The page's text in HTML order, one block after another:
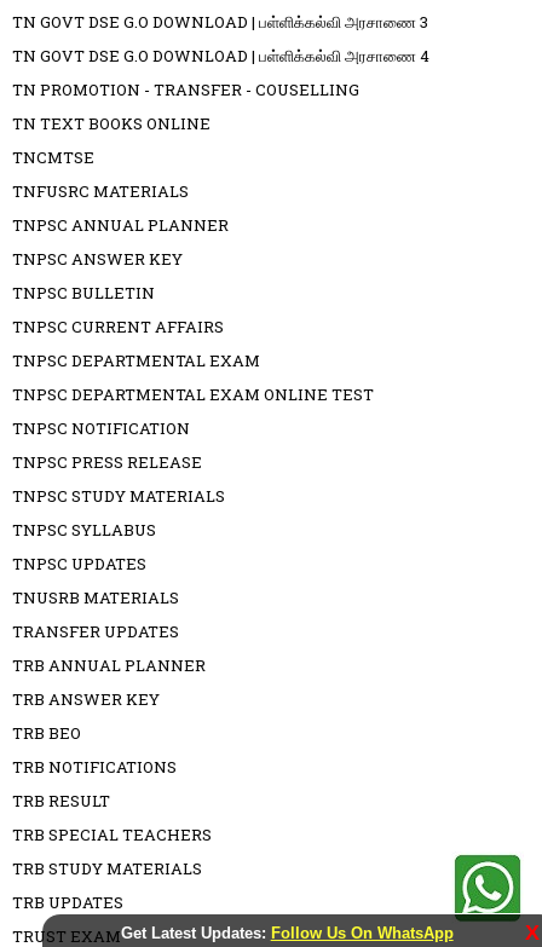
Get Latest Updates: Follow Us On WhatsApp X
TN GOVT DSE G.O DOWNLOAD | பள்ளிக்கல்வி அரசாணை 3
TN GOVT DSE G.O DOWNLOAD | பள்ளிக்கல்வி அரசாணை 4
TN PROMOTION - TRANSFER - COUSELLING
TN TEXT BOOKS ONLINE
TNCMTSE
TNFUSRC MATERIALS
TNPSC ANNUAL PLANNER
TNPSC ANSWER KEY
TNPSC BULLETIN
TNPSC CURRENT AFFAIRS
TNPSC DEPARTMENTAL EXAM
TNPSC DEPARTMENTAL EXAM ONLINE TEST
TNPSC NOTIFICATION
TNPSC PRESS RELEASE
TNPSC STUDY MATERIALS
TNPSC SYLLABUS
TNPSC UPDATES
TNUSRB MATERIALS
TRANSFER UPDATES
TRB ANNUAL PLANNER
TRB ANSWER KEY
TRB BEO
TRB NOTIFICATIONS
TRB RESULT
TRB SPECIAL TEACHERS
TRB STUDY MATERIALS
TRB UPDATES
TRUST EXAM